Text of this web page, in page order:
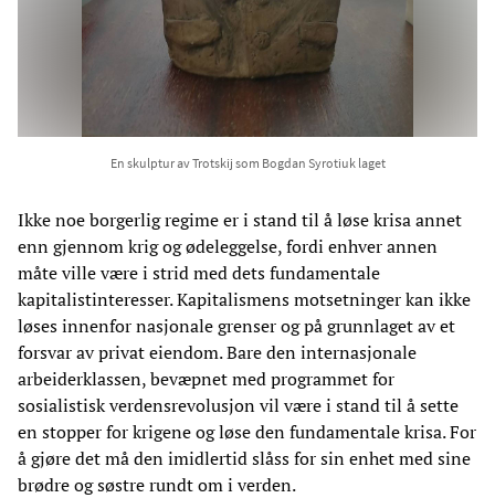
En skulptur av Trotskij som Bogdan Syrotiuk laget
Ikke noe borgerlig regime er i stand til å løse krisa annet
enn gjennom krig og ødeleggelse, fordi enhver annen
måte ville være i strid med dets fundamentale
kapitalistinteresser. Kapitalismens motsetninger kan ikke
løses innenfor nasjonale grenser og på grunnlaget av et
forsvar av privat eiendom. Bare den internasjonale
arbeiderklassen, bevæpnet med programmet for
sosialistisk verdensrevolusjon vil være i stand til å sette
en stopper for krigene og løse den fundamentale krisa. For
å gjøre det må den imidlertid slåss for sin enhet med sine
brødre og søstre rundt om i verden.